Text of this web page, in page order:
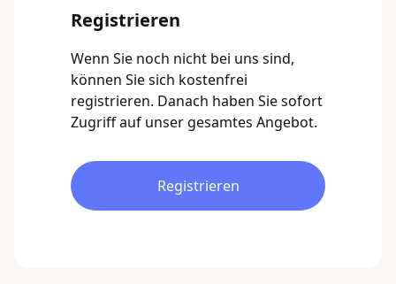
Registrieren
Wenn Sie noch nicht bei uns sind,
können Sie sich kostenfrei
registrieren. Danach haben Sie sofort
Zugriff auf unser gesamtes Angebot.
Registrieren